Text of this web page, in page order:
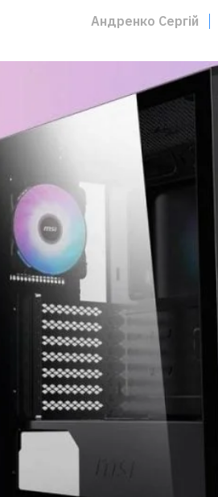
Андренко Сергій